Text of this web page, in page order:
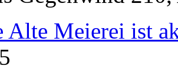
Meierei ist